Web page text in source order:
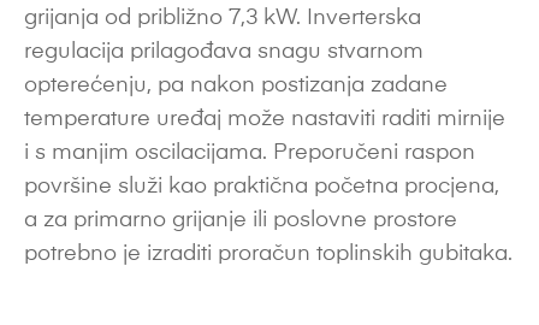
grijanja od približno 7,3 kW. Inverterska
regulacija prilagođava snagu stvarnom
opterećenju, pa nakon postizanja zadane
temperature uređaj može nastaviti raditi mirnije
i s manjim oscilacijama. Preporučeni raspon
površine služi kao praktična početna procjena,
a za primarno grijanje ili poslovne prostore
potrebno je izraditi proračun toplinskih gubitaka.